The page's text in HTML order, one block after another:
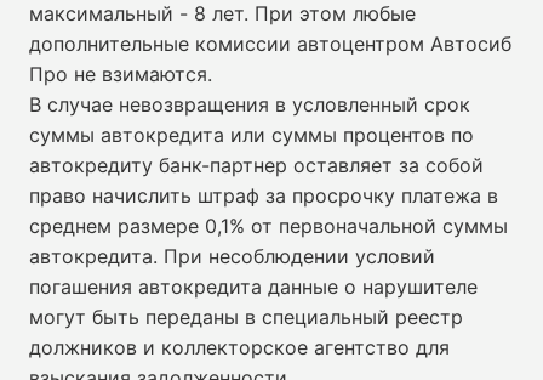
максимальный - 8 лет. При этом любые
дополнительные комиссии автоцентром Автосиб
Про не взимаются.
В случае невозвращения в условленный срок
суммы автокредита или суммы процентов по
автокредиту банк-партнер оставляет за собой
право начислить штраф за просрочку платежа в
среднем размере 0,1% от первоначальной суммы
автокредита. При несоблюдении условий
погашения автокредита данные о нарушителе
могут быть переданы в специальный реестр
должников и коллекторское агентство для